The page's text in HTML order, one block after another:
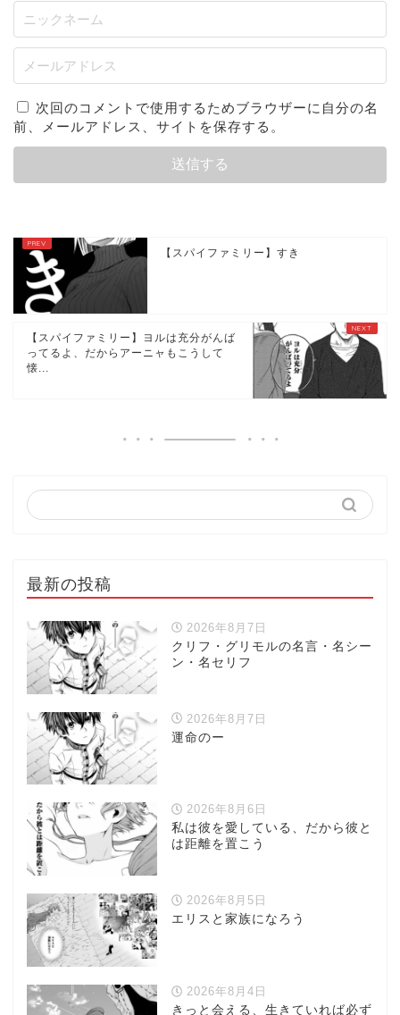
次回のコメントで使用するためブラウザーに自分の名
前、メールアドレス、サイトを保存する。
【スパイファミリー】すき
【スパイファミリー】ヨルは充分がんば
ってるよ、だからアーニャもこうして
懐...
最新の投稿
2026年8月7日
クリフ・グリモルの名言・名シー
ン・名セリフ
2026年8月7日
運命のー
2026年8月6日
私は彼を愛している、だから彼と
は距離を置こう
2026年8月5日
エリスと家族になろう
2026年8月4日
きっと会える、生きていれば必ず